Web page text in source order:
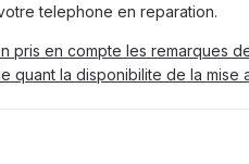
telephone en reparation.
pris en compte les remarques
la disponibilite de la mise